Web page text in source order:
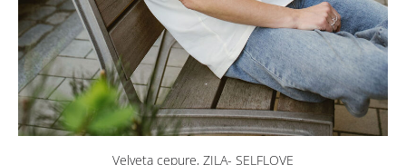
Velveta cepure, ZILA- SELFLOVE